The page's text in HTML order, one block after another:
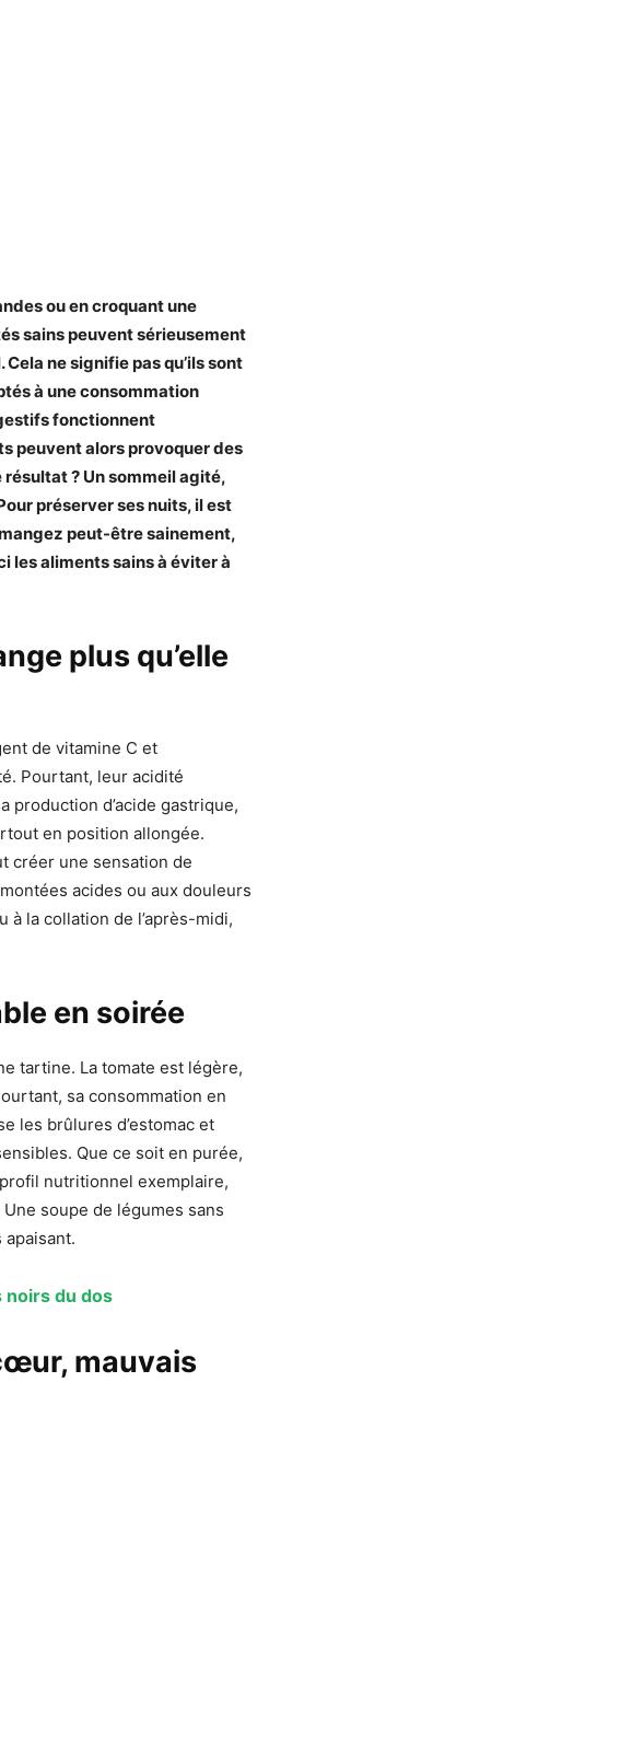
ou en croquant une
sains peuvent sérieusement
ne signifie pas qu’ils sont
à une consommation
fonctionnent
peuvent alors provoquer des
? Un sommeil agité,
préserver ses nuits, il est
peut-être sainement,
les aliments sains à éviter à
plus qu’elle
de vitamine C et
Pourtant, leur acidité
production d’acide gastrique,
en position allongée.
créer une sensation de
acides ou aux douleurs
à la collation de l’après-midi,
en soirée
tartine. La tomate est légère,
sa consommation en
les brûlures d’estomac et
Que ce soit en purée,
nutritionnel exemplaire,
soupe de légumes sans
noirs du dos
mauvais